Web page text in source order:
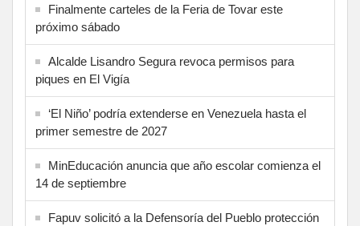
Finalmente carteles de la Feria de Tovar este
próximo sábado
Alcalde Lisandro Segura revoca permisos para
piques en El Vigía
‘El Niño’ podría extenderse en Venezuela hasta el
primer semestre de 2027
MinEducación anuncia que año escolar comienza el
14 de septiembre
Fapuv solicitó a la Defensoría del Pueblo protección